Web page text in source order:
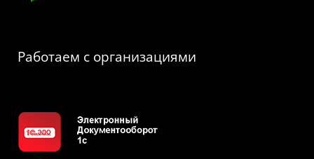
Работаем с организациями